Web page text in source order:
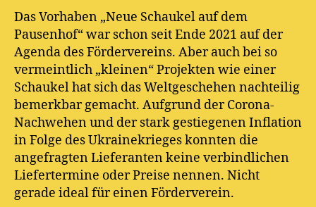
Das Vorhaben „Neue Schaukel auf dem
Pausenhof“ war schon seit Ende 2021 auf der
Agenda des Fördervereins. Aber auch bei so
vermeintlich „kleinen“ Projekten wie einer
Schaukel hat sich das Weltgeschehen nachteilig
bemerkbar gemacht. Aufgrund der Corona-
Nachwehen und der stark gestiegenen Inflation
in Folge des Ukrainekrieges konnten die
angefragten Lieferanten keine verbindlichen
Liefertermine oder Preise nennen. Nicht
gerade ideal für einen Förderverein.